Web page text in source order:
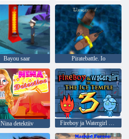
Bayou saar Piratebattle. Io
Nina detektiiv Fireboy ja Watergirl 3: jäätempel